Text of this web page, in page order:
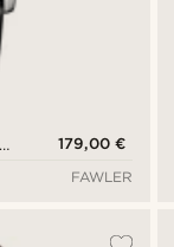
179,00 €
FAWLER